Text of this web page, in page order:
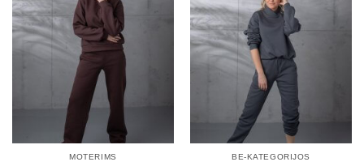
MOTERIMS BE-KATEGORIJOS